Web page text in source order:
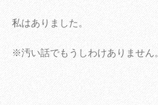
私はありました。
※汚い話でもうしわけありません。